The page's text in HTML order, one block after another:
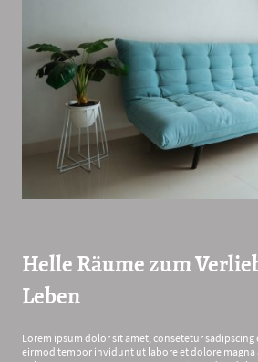
Helle Räume zum
Leben
Lorem ipsum dolor sit amet, consetetur
eirmod tempor invidunt ut labore et dolore magna